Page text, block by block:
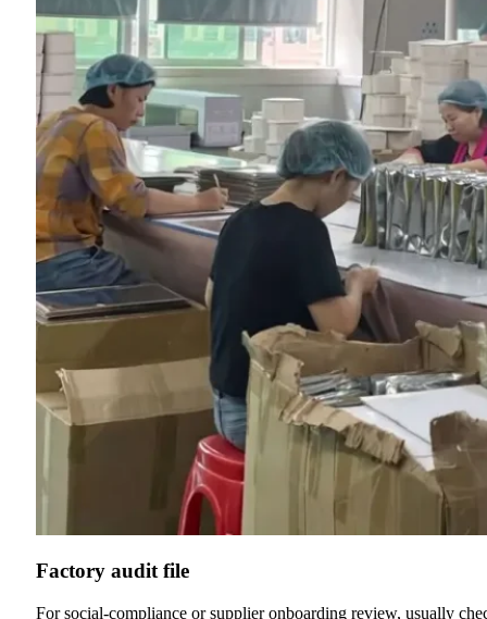
Factory audit file
For social-compliance or supplier onboarding review, usually